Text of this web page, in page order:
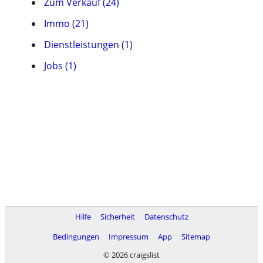
Immo (21)
Dienstleistungen (1)
Jobs (1)
Hilfe Sicherheit
Datenschutz
Bedingungen
Impressum App
Sitemap
© 2026 craigslist